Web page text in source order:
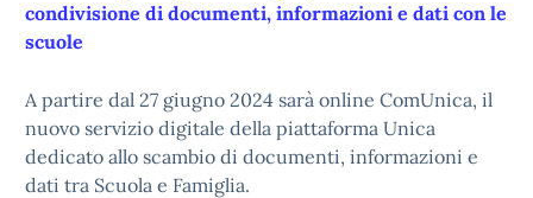
condivisione di documenti, informazioni e dati con le
scuole
A partire dal 27 giugno 2024 sarà online ComUnica, il
nuovo servizio digitale della piattaforma Unica
dedicato allo scambio di documenti, informazioni e
dati tra Scuola e Famiglia.